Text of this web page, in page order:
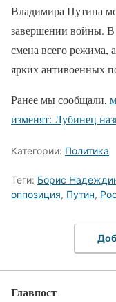
Владимира Путина
завершении войны. В
смена всего режима,
ярких антивоенных
Ранее мы сообщали,
изменят: Лубинец
Категории: Политика
Теги: Борис
оппозиция, Путин,
Главпост